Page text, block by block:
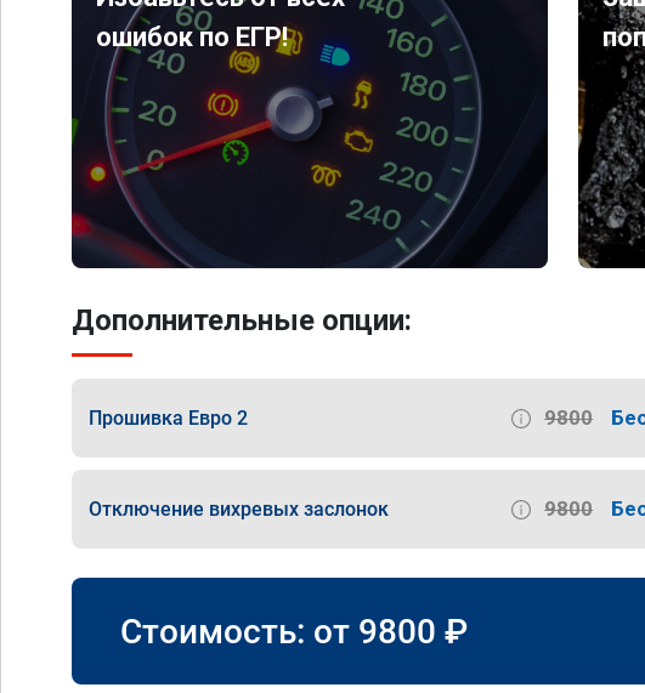
ошибок по ЕГР!
Дополнительные опции:
Прошивка Евро 2 9800
Отключение вихревых заслонок 9800
Стоимость: от 9800 ₽